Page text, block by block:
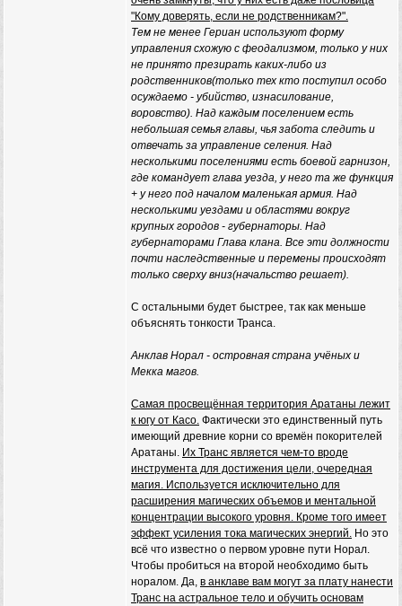
"Кому доверять, если не родственникам?".
Тем не менее Гериан используют форму
управления схожую с феодализмом, только у них
не принято презирать каких-либо из
родственников(только тех кто поступил особо
осуждаемо - убийство, изнасилование,
воровство). Над каждым поселением есть
небольшая семья главы, чья забота следить и
отвечать за управление селения. Над
несколькими поселениями есть боевой гарнизон,
где командует глава уезда, у него та же функция
+ у него под началом маленькая армия. Над
несколькими уездами и областями вокруг
крупных городов - губернаторы. Над
губернаторами Глава клана. Все эти должности
почти наследственные и перемены происходят
только сверху вниз(начальство решает).
С остальными будет быстрее, так как меньше
объяснять тонкости Транса.
Анклав Норал - островная страна учёных и
Мекка магов.
Самая просвещённая территория Аратаны лежит
к югу от Касо. Фактически это единственный путь
имеющий древние корни со времён покорителей
Аратаны. Их Транс является чем-то вроде
инструмента для достижения цели, очередная
магия. Используется исключительно для
расширения магических объемов и ментальной
концентрации высокого уровня. Кроме того имеет
эффект усиления тока магических энергий. Но это
всё что известно о первом уровне пути Норал.
Чтобы пробиться на второй необходимо быть
норалом. Да, в анклаве вам могут за плату нанести
Транс на астральное тело и обучить основам